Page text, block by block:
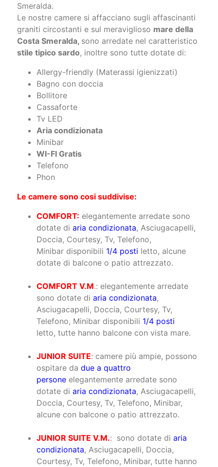
Smeralda.
Le nostre camere si affacciano sugli affascinanti
graniti circostanti e sul meraviglioso mare della
Costa Smeralda, sono arredate nel caratteristico
stile tipico sardo, inoltre sono tutte dotate di:
Allergy-friendly (Materassi igienizzati)
Bagno con doccia
Bollitore
Cassaforte
Tv LED
Aria condizionata
Minibar
WI-FI Gratis
Telefono
Phon
Le camere sono cosi suddivise:
COMFORT: elegantemente arredate sono
dotate di aria condizionata, Asciugacapelli,
Doccia, Courtesy, Tv, Telefono,
Minibar disponibili 1/4 posti letto, alcune
dotate di balcone o patio attrezzato.
COMFORT V.M.: elegantemente arredate
sono dotate di aria condizionata,
Asciugacapelli, Doccia, Courtesy, Tv,
Telefono, Minibar disponibili 1/4 posti
letto, tutte hanno balcone con vista mare.
JUNIOR SUITE: camere più ampie, possono
ospitare da due a quattro
persone elegantemente arredate sono
dotate di aria condizionata, Asciugacapelli,
Doccia, Courtesy, Tv, Telefono, Minibar,
alcune con balcone o patio attrezzato.
JUNIOR SUITE V.M.: sono dotate di aria
condizionata, Asciugacapelli, Doccia,
Courtesy, Tv, Telefono, Minibar, tutte hanno